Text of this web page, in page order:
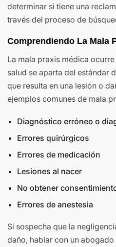
determinar si tiene una
través del proceso de
Comprendiendo La Mala
La mala praxis médica
salud se aparta del estándar
que resulta en una lesión o
ejemplos comunes de mala
Diagnóstico erróneo o
Errores quirúrgicos
Errores de medicación
Lesiones al nacer
No obtener
Errores de anestesia
Si sospecha que la
daño, hablar con un